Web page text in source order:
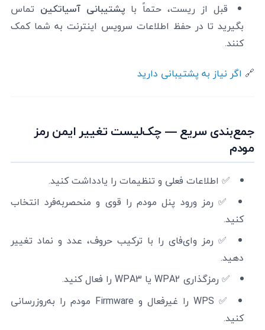
قبل از ریست، حتماً با پشتیبانی آسیاتکین تماس
بگیرید تا در حفظ اطلاعات سرویس اینترنت به شما کمک
کنند.
🔗 اگر نیاز به پشتیبانی دارید
جمع‌بندی سریع — چک‌لیست تغییر ایمن رمز
مودم
✅ اطلاعات فعلی و تنظیمات را یادداشت کنید.
✅ رمز ورود پنل مودم را قوی و منحصر‌به‌فرد انتخاب
کنید.
✅ رمز وای‌فای را با ترکیب حروف، عدد و نماد تغییر
دهید.
✅ رمزگذاری WPA2 یا WPA3 را فعال کنید.
✅ WPS را غیرفعال و Firmware مودم را به‌روزرسانی
کنید.